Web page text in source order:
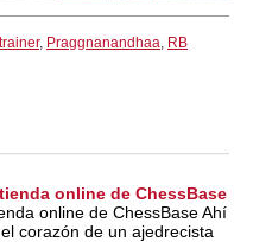
, Praggnanandhaa, RB
online de ChessBase
online de ChessBase Ahí
corazón de un ajedrecista